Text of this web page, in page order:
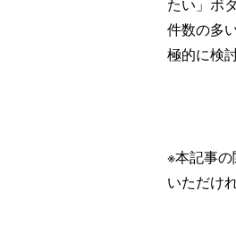
件数の多
極的に検
※本記事
いただけ